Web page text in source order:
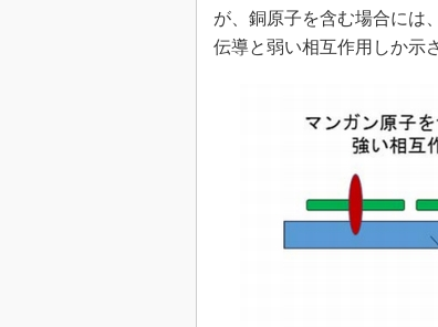
が、銅原子を含む場合には
伝導と弱い相互作用しか示